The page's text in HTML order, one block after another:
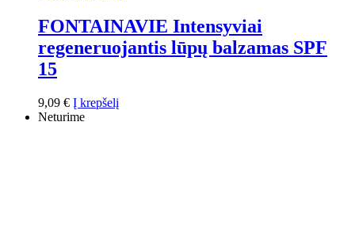
FONTAINAVIE Intensyviai
regeneruojantis lūpų balzamas SPF
15
9,09 € Į krepšelį
Neturime